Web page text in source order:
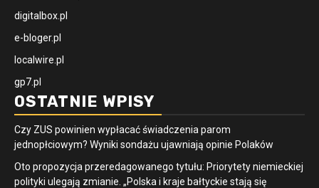
digitalbox.pl
e-bloger.pl
localwire.pl
gp7.pl
OSTATNIE WPISY
Czy ZUS powinien wypłacać świadczenia parom
jednopłciowym? Wyniki sondażu ujawniają opinie Polaków
Oto propozycja przeredagowanego tytułu: Priorytety niemieckiej
polityki ulegają zmianie. „Polska i kraje bałtyckie stają się